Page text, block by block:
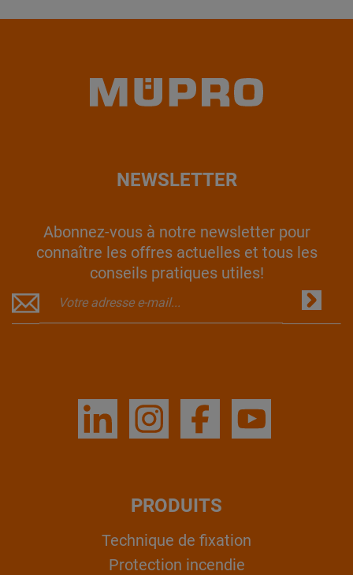
NEWSLETTER
Abonnez-vous à notre newsletter pour
connaître les offres actuelles et tous les
conseils pratiques utiles!
PRODUITS
Technique de fixation
Protection incendie